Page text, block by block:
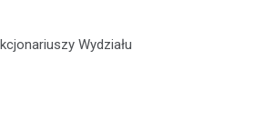
Wydziału